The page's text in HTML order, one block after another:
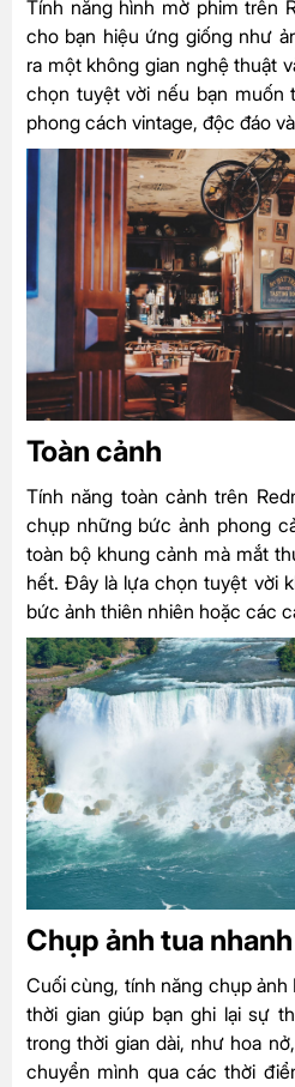
Tính năng hình mờ phim trên
cho bạn hiệu ứng giống như
ra một không gian nghệ thuật
chọn tuyệt vời nếu bạn muốn
phong cách vintage, độc đáo
Toàn cảnh
Tính năng toàn cảnh trên
chụp những bức ảnh phong
toàn bộ khung cảnh mà mắt
hết. Đây là lựa chọn tuyệt vời
bức ảnh thiên nhiên hoặc các
Chụp ảnh tua
Cuối cùng, tính năng chụp ảnh
thời gian giúp bạn ghi lại sự
trong thời gian dài, như hoa
chuyển mình qua các thời